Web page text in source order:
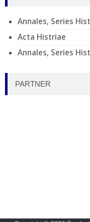
Annales, Series
Acta Histriae
Annales, Series
PARTNER